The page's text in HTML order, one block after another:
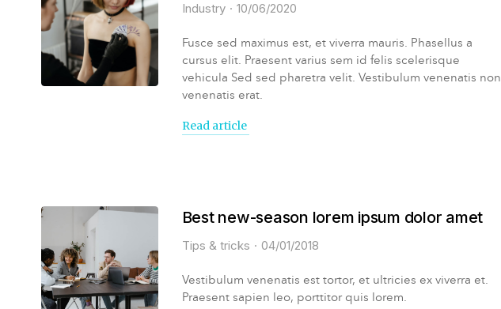
Industry 10/06/2020
Fusce sed maximus est, et viverra mauris. Phasellus a
cursus elit. Praesent varius sem id felis scelerisque
vehicula Sed sed pharetra velit. Vestibulum venenatis non
venenatis erat.
Read article
Best new-season lorem ipsum dolor amet
Tips & tricks 04/01/2018
Vestibulum venenatis est tortor, et ultricies ex viverra et.
Praesent sapien leo, porttitor quis lorem.